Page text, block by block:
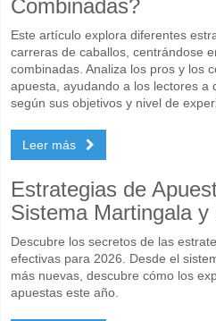
Combinadas?
Este artículo explora diferentes
carreras de caballos, centrándose
combinadas. Analiza los pros y los
apuesta, ayudando a los lectores a
según sus objetivos y nivel de
Leer más
Estrategias de
Sistema Martingala y
Descubre los secretos de las
efectivas para 2026. Desde el
más nuevas, descubre cómo los
apuestas este año.